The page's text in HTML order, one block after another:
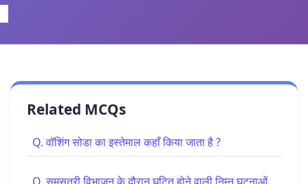
Related MCQs
Q. वॉशिंग सोडा का इस्तेमाल कहाँ किया जाता है ?